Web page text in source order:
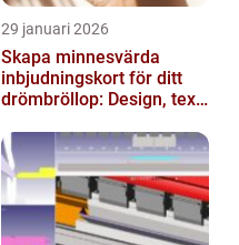
29 januari 2026
Skapa minnesvärda
inbjudningskort för ditt
drömbröllop: Design, text